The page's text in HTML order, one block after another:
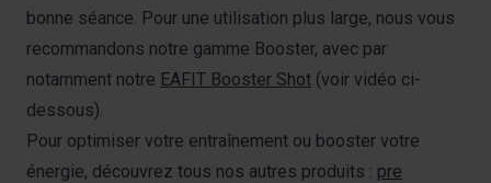
bonne séance. Pour une utilisation plus large, nous vous
recommandons notre gamme Booster, avec par
notamment notre EAFIT Booster Shot (voir vidéo ci-
dessous).
Pour optimiser votre entraînement ou booster votre
énergie, découvrez tous nos autres produits : pre